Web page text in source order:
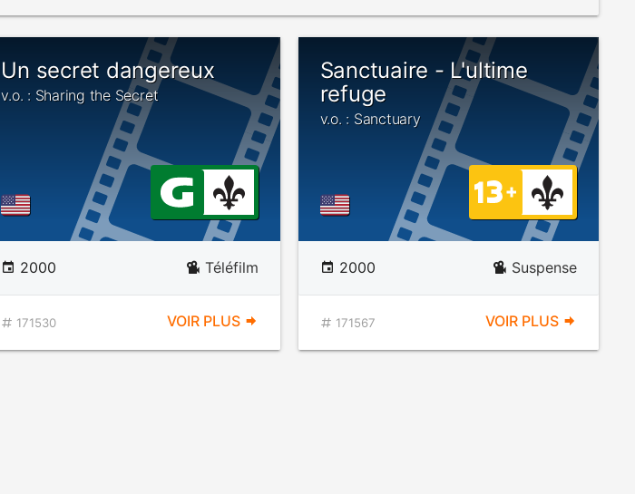
Un secret dangereux
v.o. : Sharing the Secret
2000 Téléfilm
171530 VOIR PLUS
Sanctuaire - L'ultime
refuge
v.o. : Sanctuary
2000 Suspense
171567 VOIR PLUS